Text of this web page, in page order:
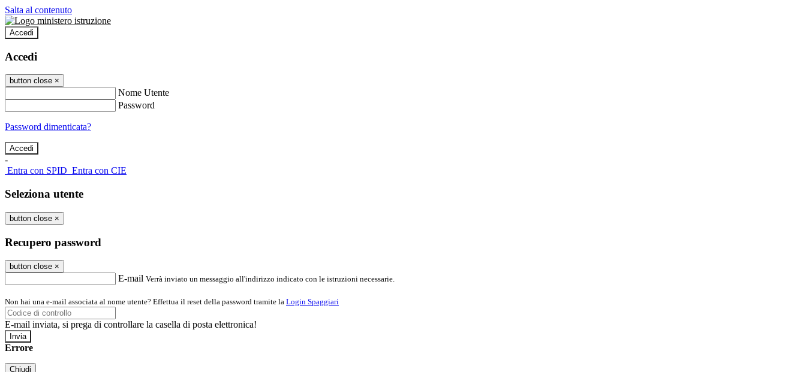
Salta al contenuto
Accedi
Accedi
button close ×
Nome Utente
Password
Password dimenticata?
-
Entra con SPID Entra con CIE
Seleziona utente
button close ×
Recupero password
button close ×
E-mail Verrà inviato un messaggio all'indirizzo indicato con le istruzioni necessarie.
Non hai una e-mail associata al nome utente? Effettua il reset della password tramite la Login Spaggiari
E-mail inviata, si prega di controllare la casella di posta elettronica!
Errore
Chiudi